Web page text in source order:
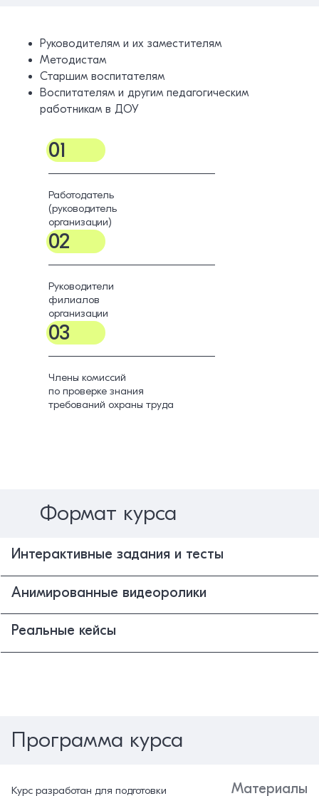
Руководителям и их заместителям
Методистам
Старшим воспитателям
Воспитателям и другим педагогическим
работникам в ДОУ
01
Работодатель
(руководитель
организации)
02
Руководители
филиалов
организации
03
Члены комиссий
по проверке знания
требований охраны труда
Формат курса
Интерактивные задания и тесты
Анимированные видеоролики
Реальные кейсы
Программа курса
Материалы
Курс разработан для подготовки